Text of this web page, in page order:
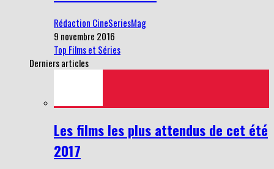
Rédaction CineSeriesMag
9 novembre 2016
Top Films et Séries
Derniers articles
Les films les plus attendus de cet été
2017